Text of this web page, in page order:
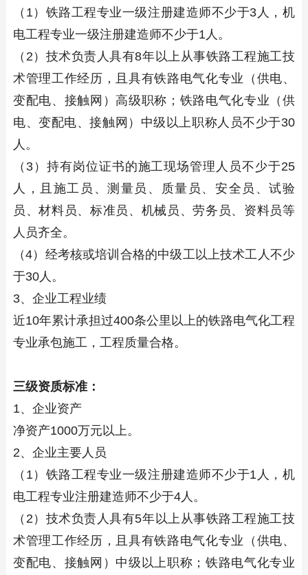
（1）铁路工程专业一级注册建造师不少于3人，机
电工程专业一级注册建造师不少于1人。
（2）技术负责人具有8年以上从事铁路工程施工技
术管理工作经历，且具有铁路电气化专业（供电、
变配电、接触网）高级职称；铁路电气化专业（供
电、变配电、接触网）中级以上职称人员不少于30
人。
（3）持有岗位证书的施工现场管理人员不少于25
人，且施工员、测量员、质量员、安全员、试验
员、材料员、标准员、机械员、劳务员、资料员等
人员齐全。
（4）经考核或培训合格的中级工以上技术工人不少
于30人。
3、企业工程业绩
近10年累计承担过400条公里以上的铁路电气化工程
专业承包施工，工程质量合格。
三级资质标准：
1、企业资产
净资产1000万元以上。
2、企业主要人员
（1）铁路工程专业一级注册建造师不少于1人，机
电工程专业注册建造师不少于4人。
（2）技术负责人具有5年以上从事铁路工程施工技
术管理工作经历，且具有铁路电气化专业（供电、
变配电、接触网）中级以上职称；铁路电气化专业